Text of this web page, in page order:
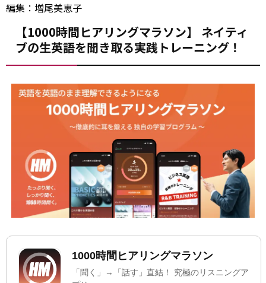
編集：増尾美恵子
【1000時間ヒアリングマラソン】 ネイティ
ブの生英語を聞き取る実践トレーニング！